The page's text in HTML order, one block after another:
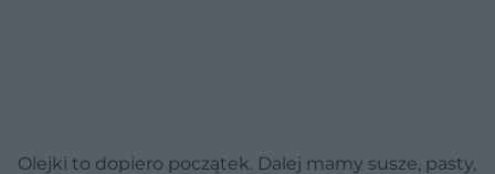
Olejki to dopiero początek. Dalej mamy susze, pasty,